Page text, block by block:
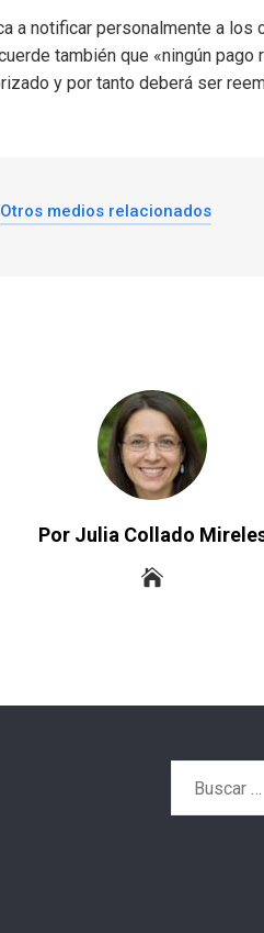
a notificar personalmente a
también que «ningún
y por tanto deberá ser
Otros medios relacionados
Por Julia Collado